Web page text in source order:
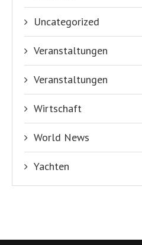
Uncategorized
Veranstaltungen
Veranstaltungen
Wirtschaft
World News
Yachten